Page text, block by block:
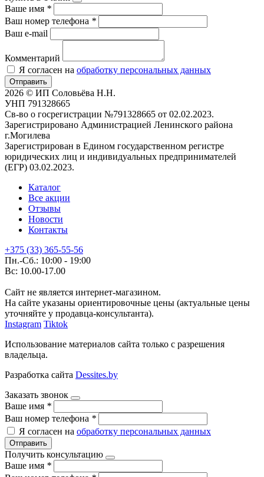
Ваше имя *
Ваш номер телефона *
Ваш e-mail
Комментарий
Я согласен на обработку персональных данных
Отправить
2026 © ИП Соловьёва Н.Н.
УНП 791328665
Св-во о госрегистрации №791328665 от 02.02.2023.
Зарегистрировано Администрацией Ленинского района
г.Могилева
Зарегистрирован в Едином государственном регистре
юридических лиц и индивидуальных предпринимателей
(ЕГР) 03.02.2023.
Каталог
Все акции
Отзывы
Новости
Контакты
+375 (33) 365-55-56
Пн.-Сб.: 10:00 - 19:00
Вс: 10.00-17.00
Сайт не является интернет-магазином.
На сайте указаны ориентировочные цены (актуальные цены
уточняйте у продавца-консультанта).
Instagram Tiktok
Использование материалов сайта только с разрешения
владельца.
Разработка сайта Dessites.by
Заказать звонок
Ваше имя *
Ваш номер телефона *
Я согласен на обработку персональных данных
Отправить
Получить консультацию
Ваше имя *